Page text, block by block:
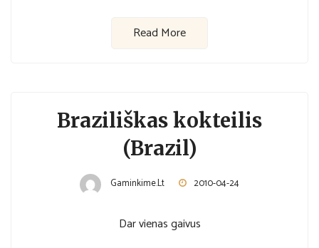
Read More
Braziliškas kokteilis
(Brazil)
Gaminkime.lt 2010-04-24
Dar vienas gaivus